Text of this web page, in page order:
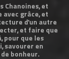
Chanoines, et
grâce, et
d'un autre
et faire que
pour que les
savourer en
bonheur.